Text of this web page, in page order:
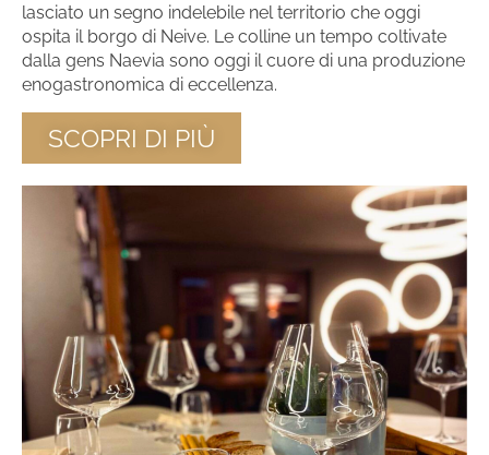
lasciato un segno indelebile nel territorio che oggi
ospita il borgo di Neive. Le colline un tempo coltivate
dalla gens Naevia sono oggi il cuore di una produzione
enogastronomica di eccellenza.
SCOPRI DI PIÙ